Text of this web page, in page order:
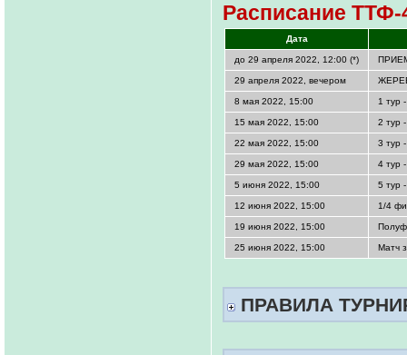
Расписание ТТФ-
Дата
до 29 апреля 2022, 12:00 (*)
29 апреля 2022, вечером
8 мая 2022, 15:00 1 тур
15 мая 2022, 15:00 2 тур
22 мая 2022, 15:00 3 тур
29 мая 2022, 15:00 4 тур
5 июня 2022, 15:00 5 тур
12 июня 2022, 15:00 1/4
19 июня 2022, 15:00
25 июня 2022, 15:00 Матч
ПРАВИЛА